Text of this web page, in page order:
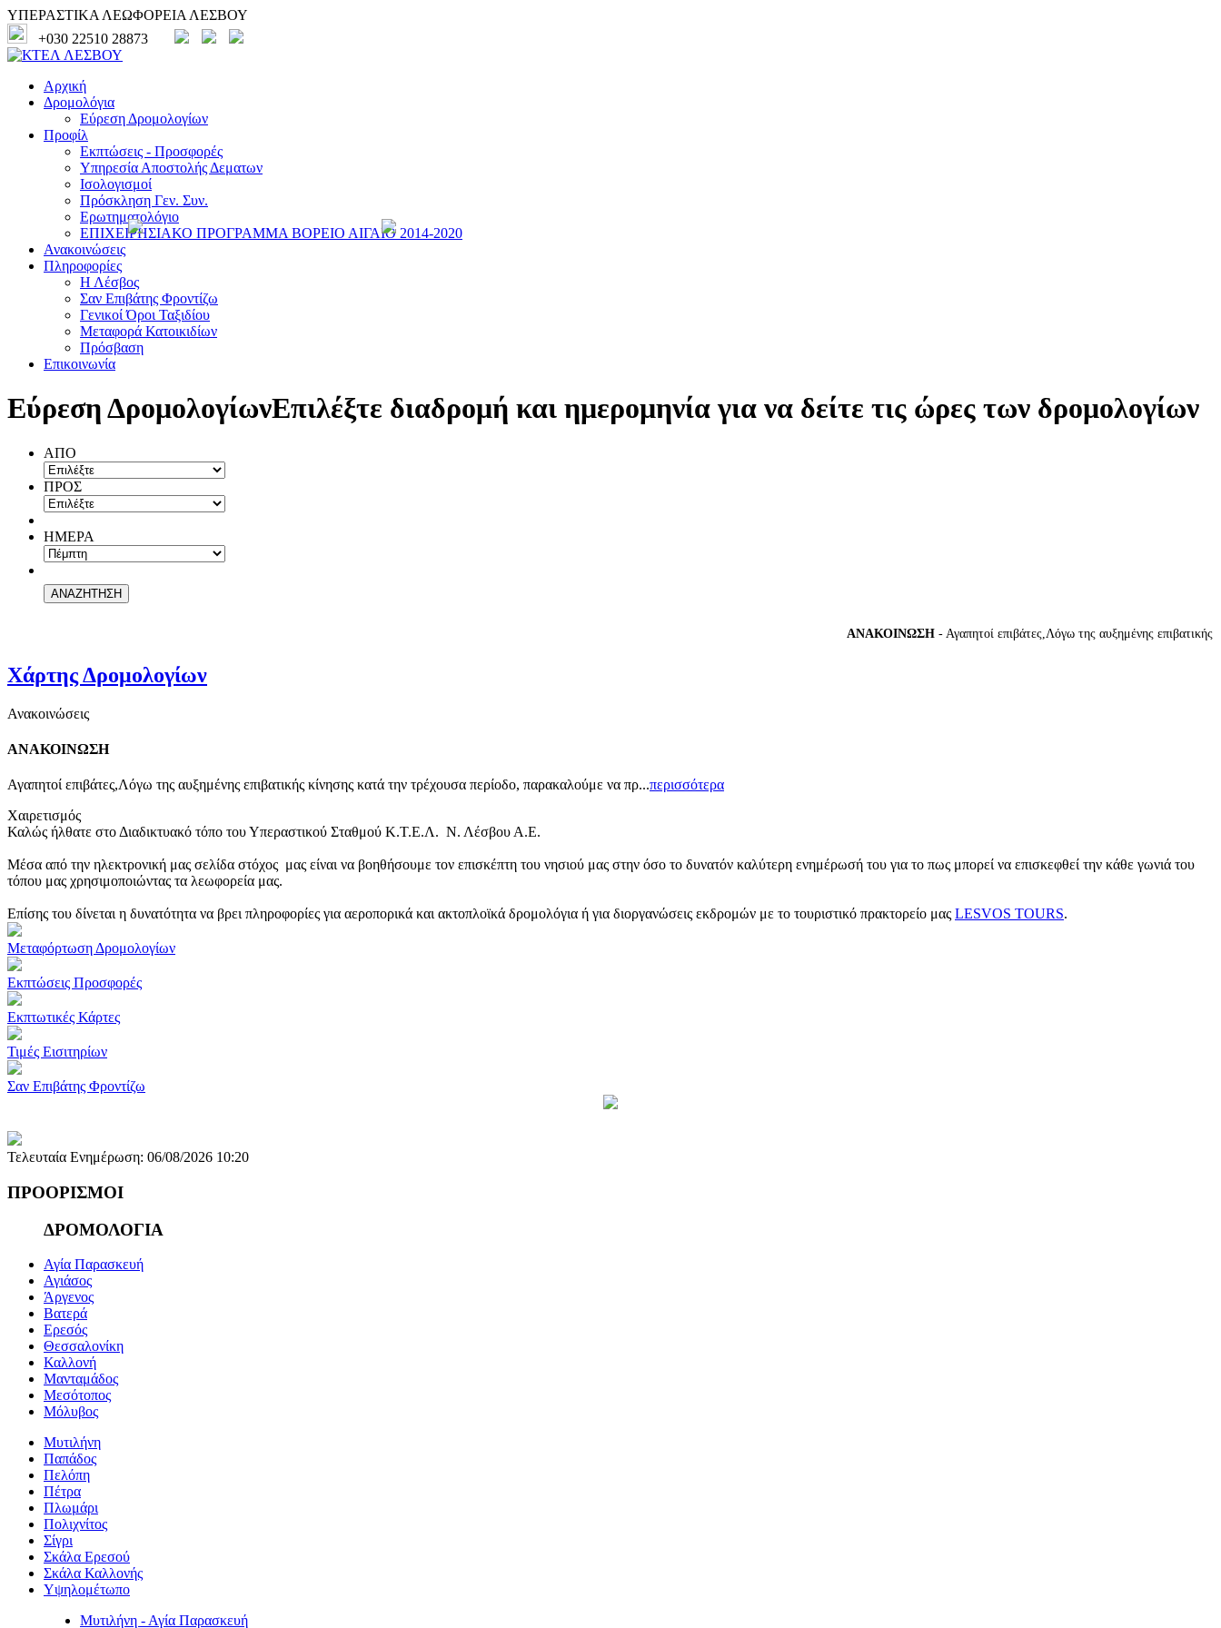
ΥΠΕΡΑΣΤΙΚΑ ΛΕΩΦΟΡΕΙΑ ΛΕΣΒΟΥ
+030 22510 28873
Αρχική
Δρομολόγια
Εύρεση Δρομολογίων
Προφίλ
Εκπτώσεις - Προσφορές
Υπηρεσία Αποστολής Δεματων
Ισολογισμοί
Πρόσκληση Γεν. Συν.
Ερωτηματολόγιο
ΕΠΙΧΕΙΡΗΣΙΑΚΟ ΠΡΟΓΡΑΜΜΑ ΒΟΡΕΙΟ ΑΙΓΑΙΟ 2014-2020
Ανακοινώσεις
Πληροφορίες
Η Λέσβος
Σαν Επιβάτης Φροντίζω
Γενικοί Όροι Ταξιδίου
Μεταφορά Κατοικιδίων
Πρόσβαση
Επικοινωνία
Εύρεση ΔρομολογίωνΕπιλέξτε διαδρομή και ημερομηνία για να δείτε τις ώρες των δρομολογίων
ΑΠΟ
ΠΡΟΣ
ΗΜΕΡΑ
ΑΝΑΚΟΙΝΩΣΗ- Αγαπητοί επιβάτες,Λόγω της αυξημένης επιβατικής
Χάρτης Δρομολογίων
Ανακοινώσεις
ΑΝΑΚΟΙΝΩΣΗ
Αγαπητοί επιβάτες,Λόγω της αυξημένης επιβατικής κίνησης κατά την τρέχουσα περίοδο, παρακαλούμε να πρ...περισσότερα
Χαιρετισμός
Καλώς ήλθατε στο Διαδικτυακό τόπο του Υπεραστικού Σταθμού Κ.Τ.Ε.Λ. Ν. Λέσβου Α.Ε.
Μέσα από την ηλεκτρονική μας σελίδα στόχος μας είναι να βοηθήσουμε τον επισκέπτη του νησιού μας στην όσο το δυνατόν καλύτερη ενημέρωσή του για το πως μπορεί να επισκεφθεί την κάθε γωνιά του
τόπου μας χρησιμοποιώντας τα λεωφορεία μας.
Επίσης του δίνεται η δυνατότητα να βρει πληροφορίες για αεροπορικά και ακτοπλοϊκά δρομολόγια ή για διοργανώσεις εκδρομών με το τουριστικό πρακτορείο μας LESVOS TOURS.
Μεταφόρτωση Δρομολογίων
Εκπτώσεις Προσφορές
Εκπτωτικές Κάρτες
Τιμές Εισιτηρίων
Σαν Επιβάτης Φροντίζω
Τελευταία Ενημέρωση: 06/08/2026 10:20
ΠΡΟΟΡΙΣΜΟΙ
ΔΡΟΜΟΛΟΓΙΑ
Αγία Παρασκευή
Αγιάσος
Άργενος
Βατερά
Ερεσός
Θεσσαλονίκη
Καλλονή
Μανταμάδος
Μεσότοπος
Μόλυβος
Μυτιλήνη
Παπάδος
Πελόπη
Πέτρα
Πλωμάρι
Πολιχνίτος
Σίγρι
Σκάλα Ερεσού
Σκάλα Καλλονής
Υψηλομέτωπο
Μυτιλήνη - Αγία Παρασκευή